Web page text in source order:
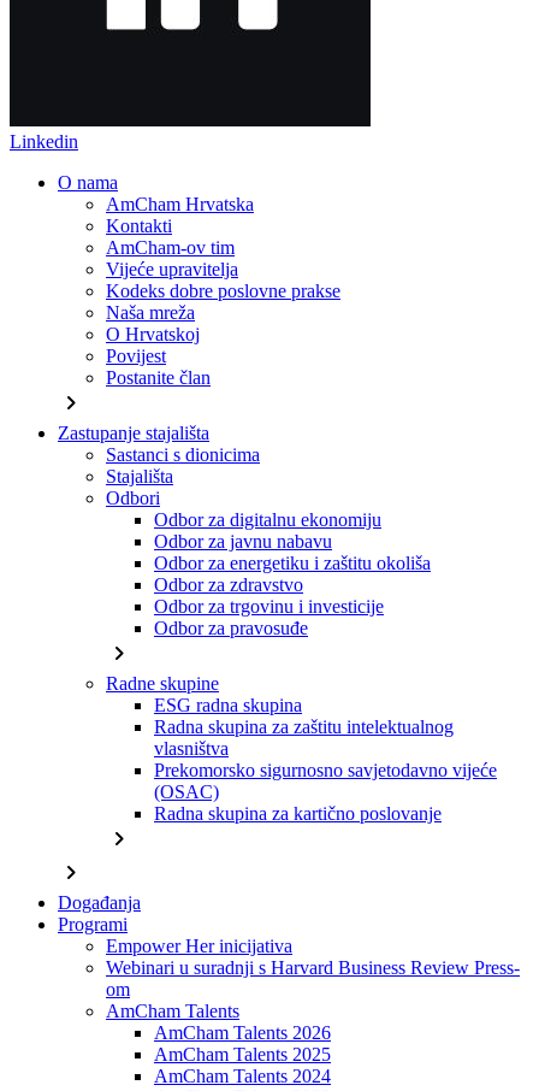
Linkedin
O nama
AmCham Hrvatska
Kontakti
AmCham-ov tim
Vijeće upravitelja
Kodeks dobre poslovne prakse
Naša mreža
O Hrvatskoj
Povijest
Postanite član
chevron_right
Zastupanje stajališta
Sastanci s dionicima
Stajališta
Odbori
Odbor za digitalnu ekonomiju
Odbor za javnu nabavu
Odbor za energetiku i zaštitu okoliša
Odbor za zdravstvo
Odbor za trgovinu i investicije
Odbor za pravosuđe
chevron_right
Radne skupine
ESG radna skupina
Radna skupina za zaštitu intelektualnog
vlasništva
Prekomorsko sigurnosno savjetodavno vijeće
(OSAC)
Radna skupina za kartično poslovanje
chevron_right
chevron_right
Događanja
Programi
Empower Her inicijativa
Webinari u suradnji s Harvard Business Review Press-
om
AmCham Talents
AmCham Talents 2026
AmCham Talents 2025
AmCham Talents 2024